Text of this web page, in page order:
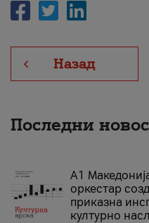
Назад
Последни
А1
оркестар
приказна
културно